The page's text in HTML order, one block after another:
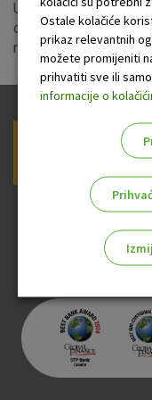
Uprava OTP banke
oročene depozite za
na snagu 11.01.2017.
Prijava na
Ostale kolačiće
prikaz relevantnih
možete promijeniti
prihvatiti sve ili
informacije o